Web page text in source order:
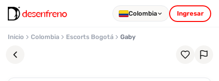
Colombia Ingresar
Inicio Colombia Escorts Bogotá Gaby